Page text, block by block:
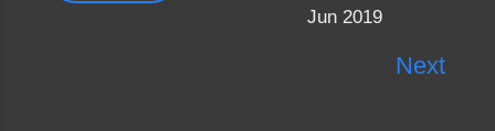
Jun 2019
Next